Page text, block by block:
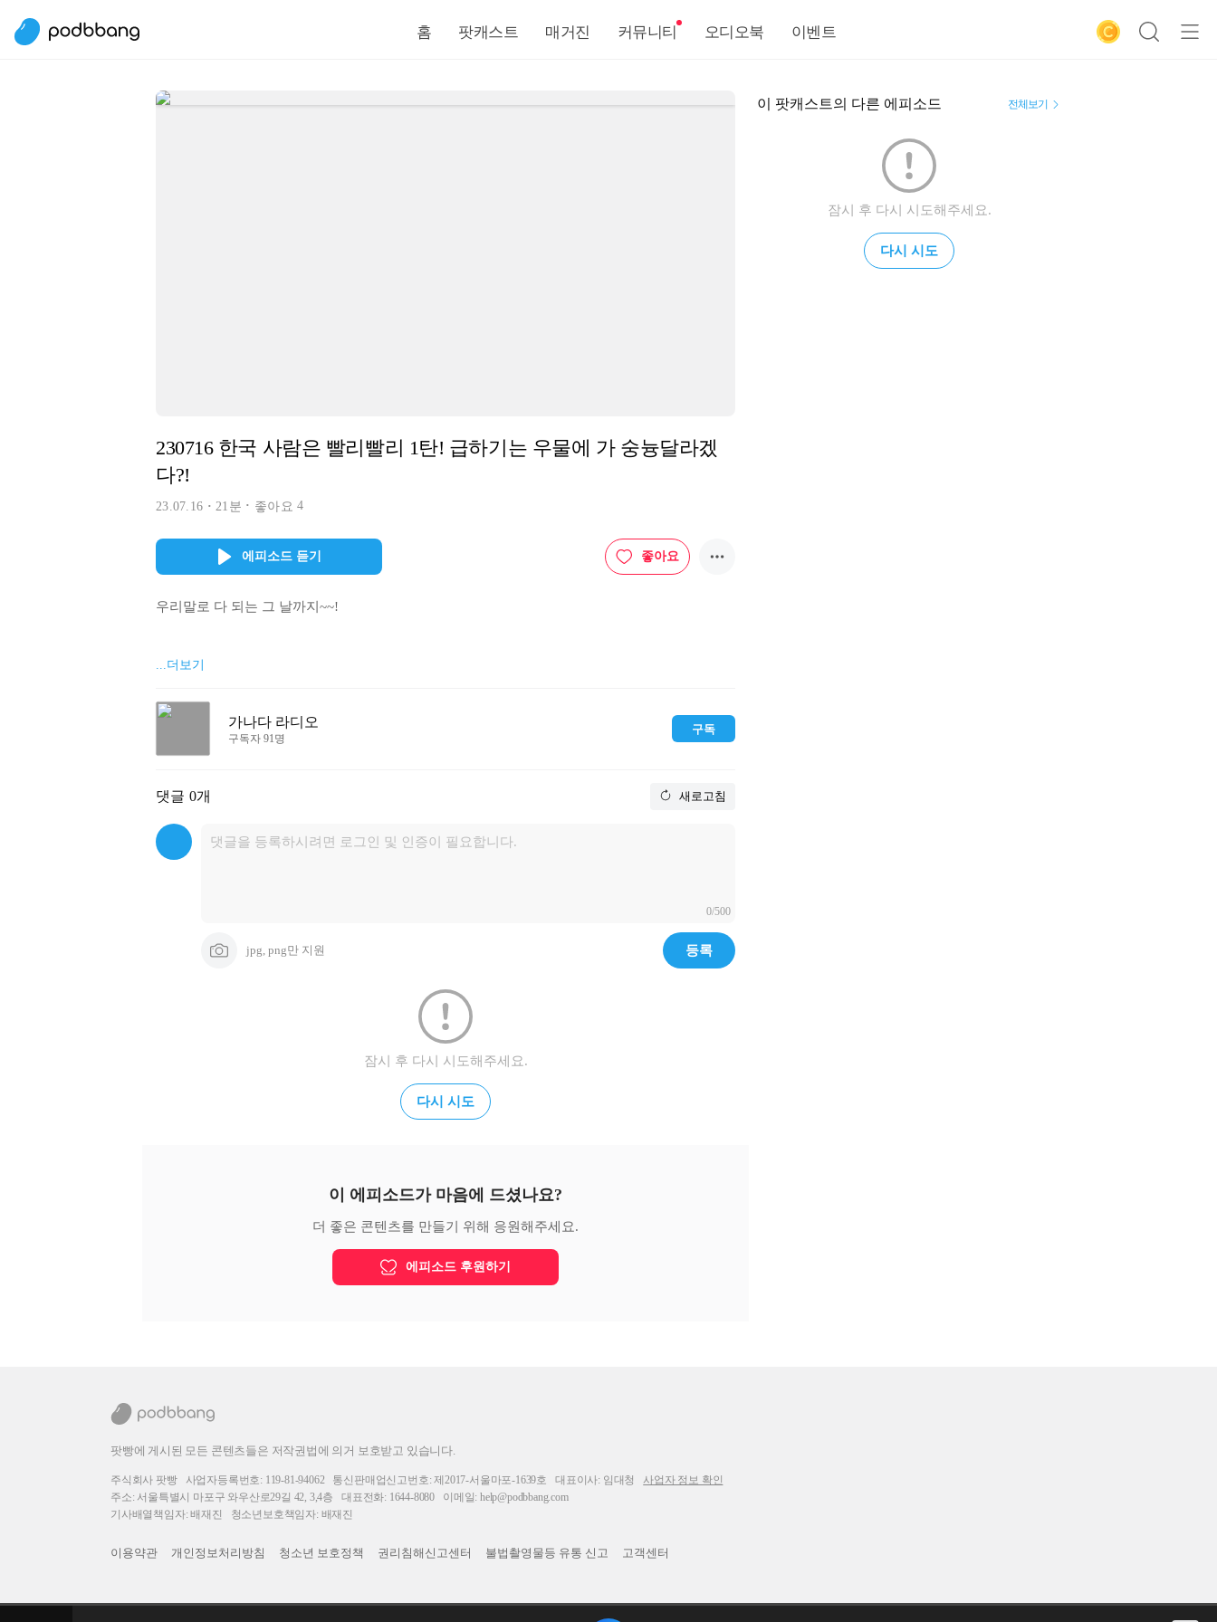
홈 팟캐스트 매거진 커뮤니티 오디오북 이벤트
230716 한국 사람은 빨리빨리 1탄! 급하기는 우물에 가 숭늉달라겠
다?!
23.07.16 21분 좋아요4
에피소드 듣기 좋아요
우리말로 다 되는 그 날까지~~!
우리말 지킴이 박주언 아나운서와 함께 하는 즐거운 국어시간!
1. 여는 말 : '급한 성격'과 관련된 우리 속담 두 가지!
          "급하면 바늘 허리를 매어 쓰랴?", "급하기는우물에 가 숭늉달라겠다"
2. 우리말 알림이와 함께 하는 한글 이야기 : 주수빈 알림이의 이번주 수식어는 무엇일까요?
...더보기
가나다 라디오
구독자 91명
구독
댓글 0개 새로고침
0/500
jpg, png만 지원 등록
잠시 후 다시 시도해주세요.
다시 시도
이 에피소드가 마음에 드셨나요?
더 좋은 콘텐츠를 만들기 위해 응원해주세요.
에피소드 후원하기
이 팟캐스트의 다른 에피소드 전체보기
잠시 후 다시 시도해주세요.
다시 시도
팟빵에 게시된 모든 콘텐츠들은 저작권법에 의거 보호받고 있습니다.
주식회사 팟빵 사업자등록번호: 119-81-94062 통신판매업신고번호: 제2017-서울마포-1639호 대표이사: 임대청
사업자 정보 확인
주소: 서울특별시 마포구 와우산로29길 42, 3,4층
대표전화: 1644-8080
이메일: help@podbbang.com
기사배열책임자: 배재진
청소년보호책임자: 배재진
이용약관 개인정보처리방침 청소년 보호정책 권리침해신고센터 불법촬영물등 유통 신고 고객센터